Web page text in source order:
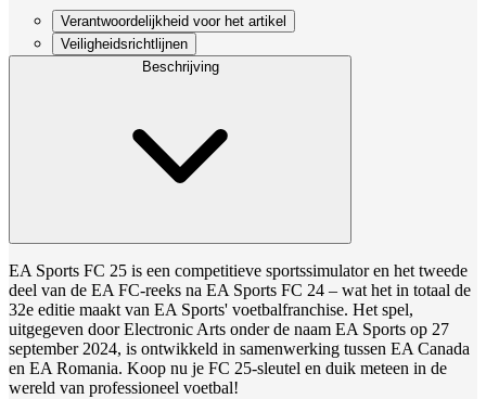
Verantwoordelijkheid voor het artikel
Veiligheidsrichtlijnen
Beschrijving
EA Sports FC 25 is een competitieve sportssimulator en het tweede
deel van de EA FC-reeks na EA Sports FC 24 – wat het in totaal de
32e editie maakt van EA Sports' voetbalfranchise. Het spel,
uitgegeven door Electronic Arts onder de naam EA Sports op 27
september 2024, is ontwikkeld in samenwerking tussen EA Canada
en EA Romania. Koop nu je FC 25-sleutel en duik meteen in de
wereld van professioneel voetbal!